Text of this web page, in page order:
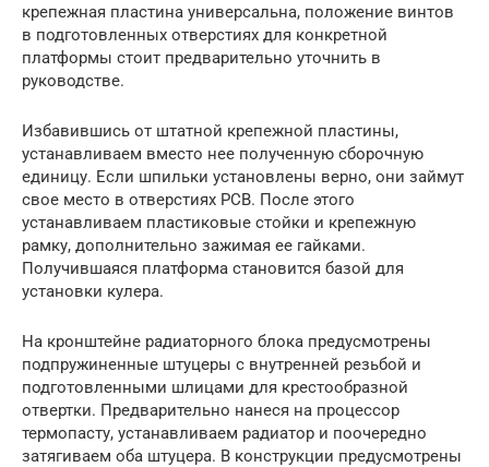
крепежная пластина универсальна, положение винтов
в подготовленных отверстиях для конкретной
платформы стоит предварительно уточнить в
руководстве.
Избавившись от штатной крепежной пластины,
устанавливаем вместо нее полученную сборочную
единицу. Если шпильки установлены верно, они займут
свое место в отверстиях PCB. После этого
устанавливаем пластиковые стойки и крепежную
рамку, дополнительно зажимая ее гайками.
Получившаяся платформа становится базой для
установки кулера.
На кронштейне радиаторного блока предусмотрены
подпружиненные штуцеры с внутренней резьбой и
подготовленными шлицами для крестообразной
отвертки. Предварительно нанеся на процессор
термопасту, устанавливаем радиатор и поочередно
затягиваем оба штуцера. В конструкции предусмотрены